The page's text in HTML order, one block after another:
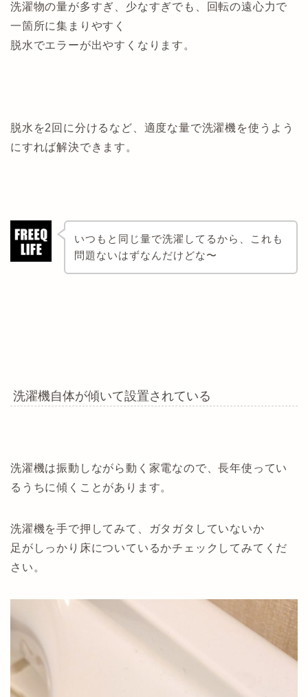
洗濯物の量が多すぎ、少なすぎでも、回転の遠心力で
一箇所に集まりやすく
脱水でエラーが出やすくなります。
脱水を2回に分けるなど、適度な量で洗濯機を使うよう
にすれば解決できます。
いつもと同じ量で洗濯してるから、これも
問題ないはずなんだけどな〜
洗濯機自体が傾いて設置されている
洗濯機は振動しながら動く家電なので、長年使ってい
るうちに傾くことがあります。
洗濯機を手で押してみて、ガタガタしていないか
足がしっかり床についているかチェックしてみてくだ
さい。